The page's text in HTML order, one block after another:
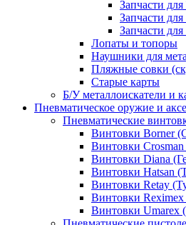
Запчасти
Запчасти
Запчасти
Лопаты и топоры
Наушники для
Пляжные совки
Старые карты
Б/У металлоискатели и
Пневматическое оружие и
Пневматические
Винтовки Borner
Винтовки
Винтовки Diana
Винтовки Hatsan
Винтовки Retay
Винтовки
Винтовки Umarex